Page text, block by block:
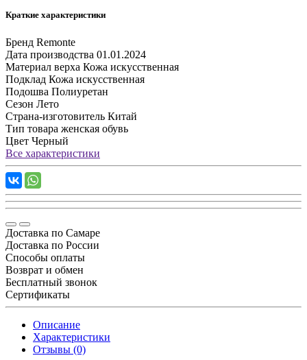
Краткие характеристики
Бренд Remonte
Дата производства 01.01.2024
Материал верха Кожа искусственная
Подклад Кожа искусственная
Подошва Полиуретан
Сезон Лето
Страна-изготовитель Китай
Тип товара женская обувь
Цвет Черный
Все характеристики
Доставка по Самаре
Доставка по России
Способы оплаты
Возврат и обмен
Бесплатный звонок
Сертификаты
Описание
Характеристики
Отзывы (0)